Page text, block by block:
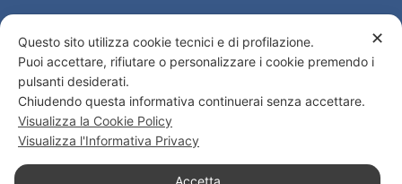
Contatti
Cancelleria: Via Giosuè Carducci, 4 00187 Roma
eMail: cancelleria@ordine-costantiniano.it
Tel. +39 06 47.41.190 +39 06 48.19.401
Social
✕
Questo sito utilizza cookie tecnici e di profilazione.
Puoi accettare, rifiutare o personalizzare i cookie premendo i
pulsanti desiderati.
Chiudendo questa informativa continuerai senza accettare.
Visualizza la Cookie Policy
Visualizza l'Informativa Privacy
Accetta